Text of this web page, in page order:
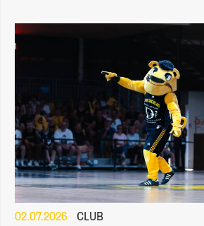
02.07.2026 CLUB